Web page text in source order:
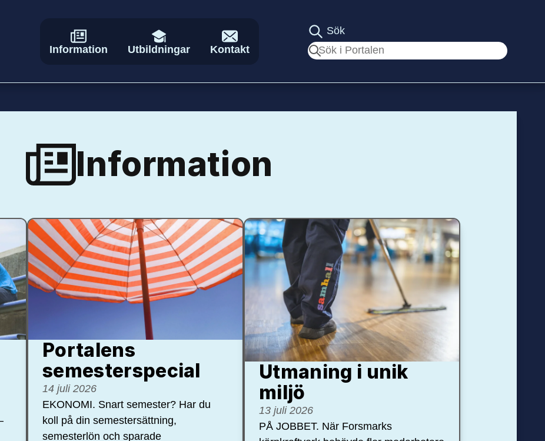
Information Utbildningar Kontakt
Sök
Sök
Information
Portalens
semester­special
14 juli 2026
EKONOMI. Snart semester? Har du
koll på din semestersättning,
semesterlön och sparade
Utmaning i unik
miljö
13 juli 2026
PÅ JOBBET. När Forsmarks